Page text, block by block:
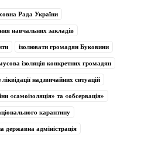
Рада України
навчальних закладів
ізолювати громадян Буковини
ізоляція конкретних громадян
надзвичайних ситуацій
«самоізоляція» та «обсервація»
карантину
державна адміністрація